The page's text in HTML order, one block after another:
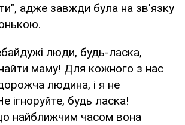
адже завжди була на зв'язку
люди, будь-ласка,
маму! Для кожного з нас
людина, і я не
ігноруйте, будь ласка!
найближчим часом вона